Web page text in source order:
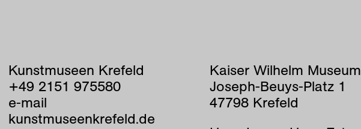
Kunstmuseen Krefeld
+49 2151 975580
e-mail
kunstmuseenkrefeld.de
Kaiser Wilhelm Museum
Joseph-Beuys-Platz 1
47798 Krefeld